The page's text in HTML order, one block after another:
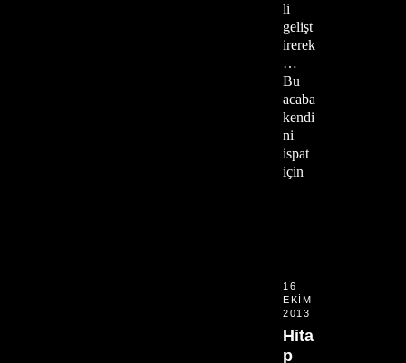
li
gelişt
irerek
…
Bu
acaba
kendi
ni
ispat
için
16
EKIM
2013
Hita
p